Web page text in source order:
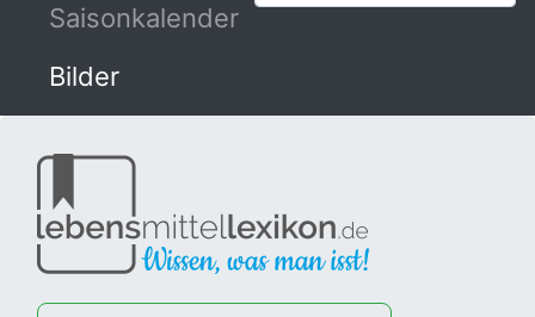
Saisonkalender
Bilder